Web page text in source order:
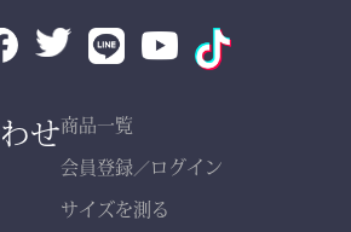
木
もつ日
生地。
商品一覧
会員登録／ログイン
サイズを測る
せ